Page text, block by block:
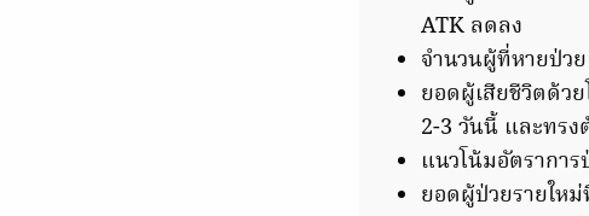
ATK ลดลง
จำนวนผู้ที่หายป่ว
ยอดผู้เสียชีวิตด้ว
2-3 วันนี้ และทรง
แนวโน้มอัตรากา
ยอดผู้ป่วยรายให